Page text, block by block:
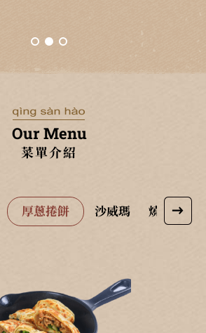
Our Menu
菜單介紹
厚蔥捲餅 沙威瑪 燒餅